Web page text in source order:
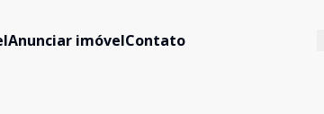
Anunciar imóvelContato